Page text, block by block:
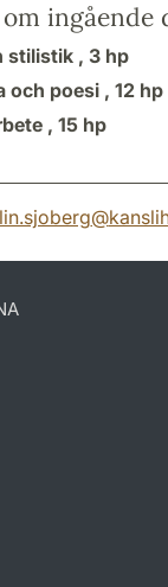
ingående
stilistik , 3 hp
och poesi , 12 hp
, 15 hp
@